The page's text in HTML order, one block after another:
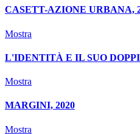
CASETT-AZIONE URBANA,
Mostra
L'IDENTITÀ E IL SUO
Mostra
MARGINI, 2020
Mostra